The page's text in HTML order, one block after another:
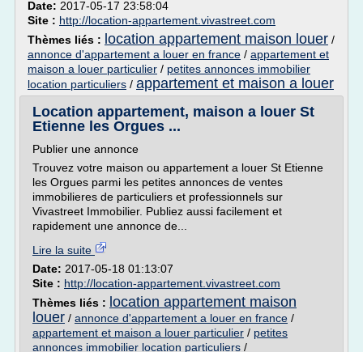
Date: 2017-05-17 23:58:04
Site : http://location-appartement.vivastreet.com
Thèmes liés : location appartement maison louer /
annonce d'appartement a louer en france / appartement et
maison a louer particulier / petites annonces immobilier
location particuliers / appartement et maison a louer
Location appartement, maison a louer St
Etienne les Orgues ...
Publier une annonce
Trouvez votre maison ou appartement a louer St Etienne
les Orgues parmi les petites annonces de ventes
immobilieres de particuliers et professionnels sur
Vivastreet Immobilier. Publiez aussi facilement et
rapidement une annonce de...
Lire la suite
Date: 2017-05-18 01:13:07
Site : http://location-appartement.vivastreet.com
Thèmes liés : location appartement maison
louer / annonce d'appartement a louer en france /
appartement et maison a louer particulier / petites
annonces immobilier location particuliers /